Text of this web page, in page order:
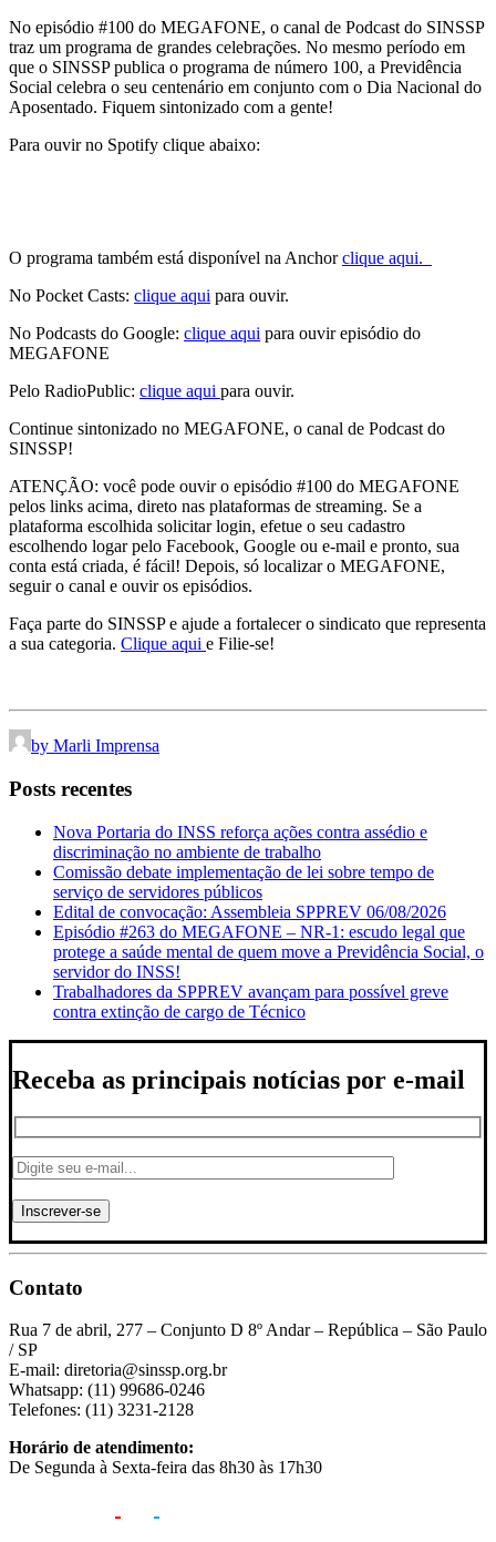
No episódio #100 do MEGAFONE, o canal de Podcast do SINSSP
traz um programa de grandes celebrações. No mesmo período em
que o SINSSP publica o programa de número 100, a Previdência
Social celebra o seu centenário em conjunto com o Dia Nacional do
Aposentado. Fiquem sintonizado com a gente!
Para ouvir no Spotify clique abaixo:
O programa também está disponível na Anchorclique aqui.
No Pocket Casts: clique aqui para ouvir.
No Podcasts do Google: clique aqui para ouvir episódio do
MEGAFONE
Pelo RadioPublic: clique aqui para ouvir.
Continue sintonizado no MEGAFONE, o canal de Podcast do
SINSSP!
ATENÇÃO: você pode ouvir o episódio #100 do MEGAFONE
pelos links acima, direto nas plataformas de streaming. Se a
plataforma escolhida solicitar login, efetue o seu cadastro
escolhendo logar pelo Facebook, Google ou e-mail e pronto, sua
conta está criada, é fácil! Depois, só localizar o MEGAFONE,
seguir o canal e ouvir os episódios.
Faça parte do SINSSP e ajude a fortalecer o sindicato que representa
a sua categoria. Clique aqui e Filie-se!
by Marli Imprensa
Posts recentes
Nova Portaria do INSS reforça ações contra assédio e
discriminação no ambiente de trabalho
Comissão debate implementação de lei sobre tempo de
serviço de servidores públicos
Edital de convocação: Assembleia SPPREV 06/08/2026
Episódio #263 do MEGAFONE – NR-1: escudo legal que
protege a saúde mental de quem move a Previdência Social, o
servidor do INSS!
Trabalhadores da SPPREV avançam para possível greve
contra extinção de cargo de Técnico
Receba as principais notícias por e-mail
Contato
Rua 7 de abril, 277 – Conjunto D 8º Andar – República – São Paulo
/ SP
E-mail: diretoria@sinssp.org.br
Whatsapp: (11) 99686-0246
Telefones: (11) 3231-2128
Horário de atendimento:
De Segunda à Sexta-feira das 8h30 às 17h30